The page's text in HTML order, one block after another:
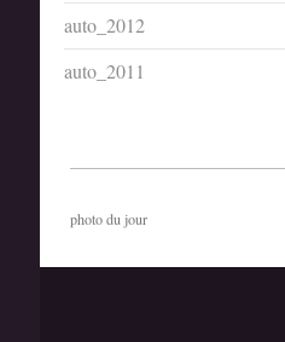
auto_2012
auto_2011
photo du jour